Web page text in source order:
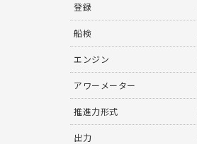
登録
船検
エンジン
アワーメーター
推進力形式
出力